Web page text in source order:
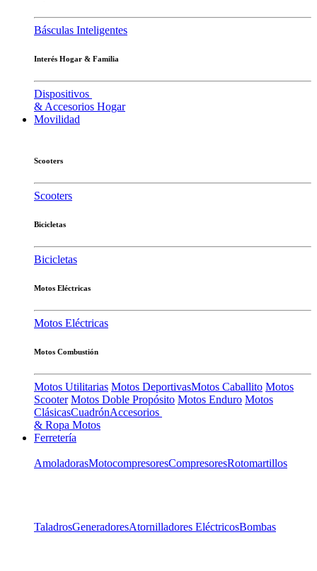
Básculas Inteligentes
Interés Hogar & Familia
Dispositivos
& Accesorios Hogar
Movilidad
Scooters
Scooters
Bicicletas
Bicicletas
Motos Eléctricas
Motos Eléctricas
Motos Combustión
Motos Utilitarias Motos DeportivasMotos Caballito Motos
Scooter Motos Doble Propósito Motos Enduro Motos
ClásicasCuadrónAccesorios
& Ropa Motos
Ferretería
AmoladorasMotocompresoresCompresoresRotomartillos
TaladrosGeneradoresAtornilladores EléctricosBombas